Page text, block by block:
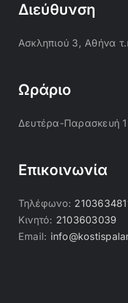
Διεύθυνση
Ασκληπιού 3, Αθήνα
Ωράριο
Δευτέρα-Παρασκευή
Επικοινωνία
Τηλέφωνο:
Κινητό: 2103603039
Email: